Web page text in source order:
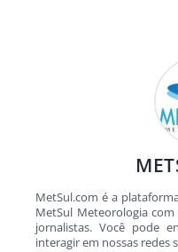
MetSul.com é a
MetSul Meteorologia
jornalistas. Você pode
interagir em nossas redes